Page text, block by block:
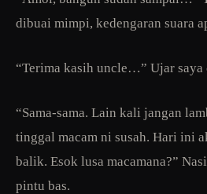
dibuai mimpi, kedengaran suara
“Terima kasih uncle…” Ujar saya
“Sama-sama. Lain kali jangan
tinggal macam ni susah. Hari ini
balik. Esok lusa macamana?”
pintu bas.